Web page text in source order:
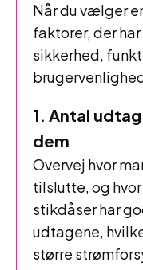
Når du vælger
faktorer, der
sikkerhed,
1. Antal
dem
Overvej hvor
tilslutte, og
stikdåser har
udtagene,
større